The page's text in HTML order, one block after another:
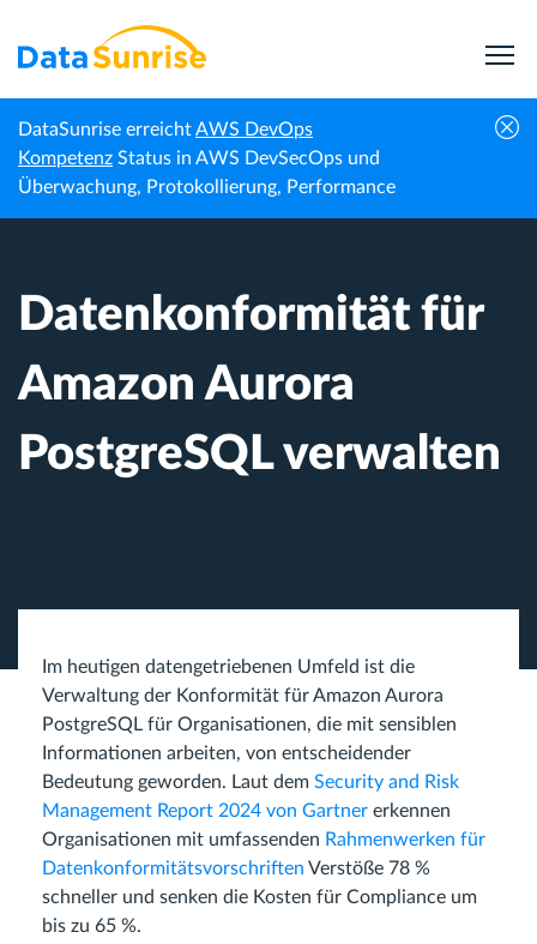
DataSunrise erreichtAWS DevOps
Kompetenz Status in AWS DevSecOps und
Überwachung, Protokollierung, Performance
Startseite Wissenszentrum
Datenkonformität für Amazon Aurora
PostgreSQL verwalten
Datenkonformität für
Amazon Aurora
PostgreSQL verwalten
Im heutigen datengetriebenen Umfeld ist die
Verwaltung der Konformität für Amazon Aurora
PostgreSQL für Organisationen, die mit sensiblen
Informationen arbeiten, von entscheidender
Bedeutung geworden. Laut dem Security and Risk
Management Report 2024 von Gartner erkennen
Organisationen mit umfassenden Rahmenwerken für
Datenkonformitätsvorschriften Verstöße 78 %
schneller und senken die Kosten für Compliance um
bis zu 65 %.